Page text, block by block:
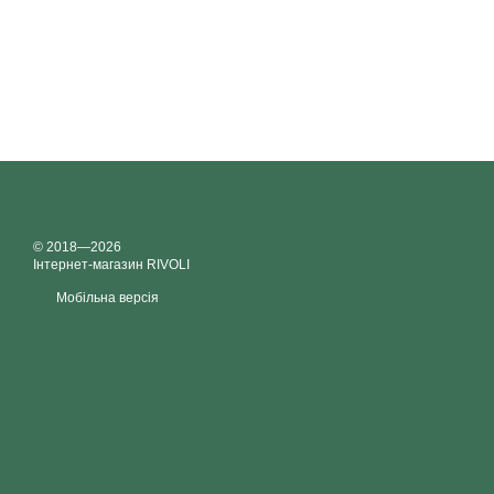
© 2018—2026
Інтернет-магазин RIVOLI
Мобільна версія